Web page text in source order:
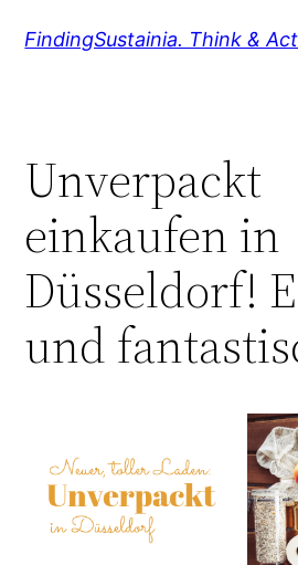
InhaltFindingSustainia. Think &
Unverpackt
einkaufen in
Düsseldorf!
und